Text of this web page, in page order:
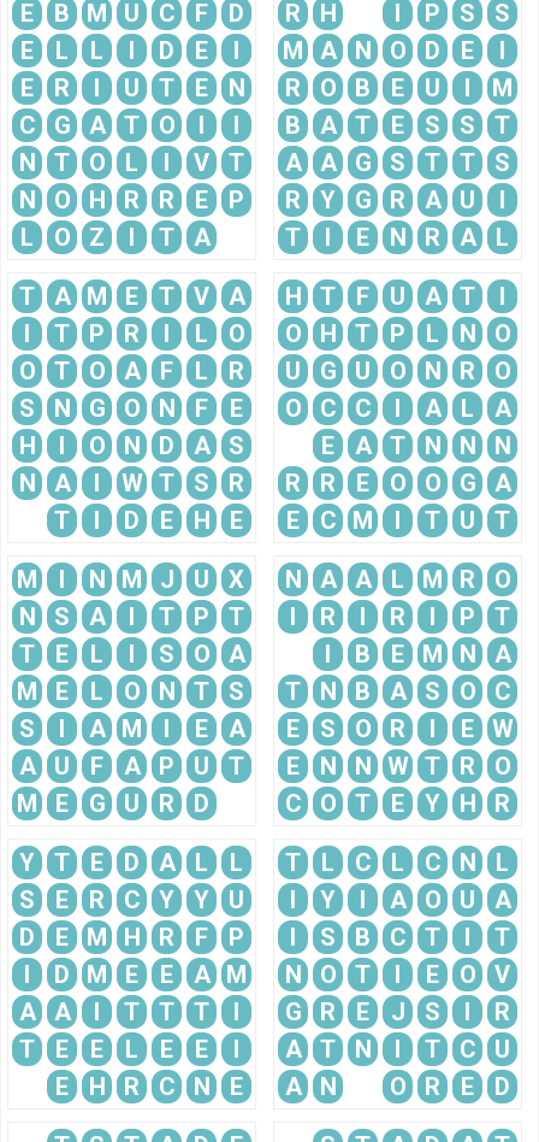
E B M U C F
D
E
L L I D E
I
E
R I U T E
N
C
G A T O I
I
N
T O L I V
T
N
O H R R E
P
L
O Z I T A
R H I P S
S
M
A N O D E
I
R
O B E U I
M
B
A T E S S
T
A
A G S T T
S
R
Y G R A U
I
T
I E N R A L
T A M E T V
A
I
T P R I L
O
O
T O A F L
R
S
N G O N F
E
H
I O N D A
S
N
A I W T S
R
T
I D E H E
H T F U A T
I
O
H T P L N
O
U
G U O N R
O
O
C C I A L
A
E
A T N N
N
R
R E O O G
A
E
C M I T U T
M I N M J U
X
N
S A I T P
T
T
E L I S O
A
M
E L O N T
S
S
I A M I E
A
A
U F A P U
T
M
E G U R D
N A A L M R
O
I
R I R I P
T
I
B E M N
A
T
N B A S O
C
E
S O R I E
W
E
N N W T R
O
C
O T E Y H R
Y T E D A L
L
S
E R C Y Y
U
D
E M H R F
P
I
D M E E A
M
A
A I T T T
I
T
E E L E E
I
E
H R C N E
T L C L C N
L
I
Y I A O U
A
I
S B C T I
T
N
O T I E O
V
G
R E J S I
R
A
T N I T C
U
A
N O R E D